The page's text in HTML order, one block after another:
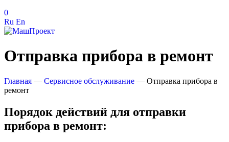
0
Ru En
Отправка прибора в ремонт
Главная — Сервисное обслуживание — Отправка прибора в
ремонт
Порядок действий для отправки
прибора в ремонт: